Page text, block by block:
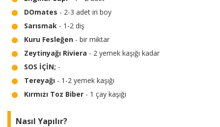
DOmates - 2-3 adet iri boy
Sarısmak - 1-2 diş
Kuru Fesleğen - bir miktar
Zeytinyağı Riviera - 2 yemek kaşığı kadar
SOS İÇİN; -
Tereyağı - 1-2 yemek kaşığı
Kırmızı Toz Biber - 1 çay kaşığı
Nasıl Yapılır?